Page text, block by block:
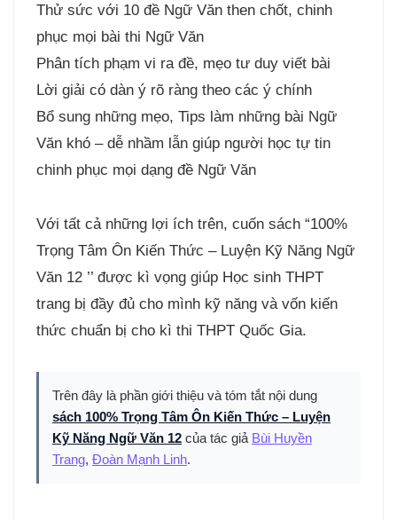
Thử sức với 10 đề Ngữ Văn then chốt, chinh
phục mọi bài thi Ngữ Văn
Phân tích phạm vi ra đề, mẹo tư duy viết bài
Lời giải có dàn ý rõ ràng theo các ý chính
Bổ sung những mẹo, Tips làm những bài Ngữ
Văn khó – dễ nhầm lẫn giúp người học tự tin
chinh phục mọi dạng đề Ngữ Văn
Với tất cả những lợi ích trên, cuốn sách “100%
Trọng Tâm Ôn Kiến Thức – Luyện Kỹ Năng Ngữ
Văn 12 ’’ được kì vọng giúp Học sinh THPT
trang bị đầy đủ cho mình kỹ năng và vốn kiến
thức chuẩn bị cho kì thi THPT Quốc Gia.
Trên đây là phần giới thiệu và tóm tắt nội dung
sách 100% Trọng Tâm Ôn Kiến Thức – Luyện
Kỹ Năng Ngữ Văn 12 của tác giả Bùi Huyền
Trang, Đoàn Mạnh Linh.